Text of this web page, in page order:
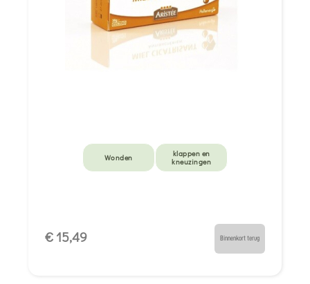
Wonden
klappen en
kneuzingen
€ 15,49 Binnenkort terug